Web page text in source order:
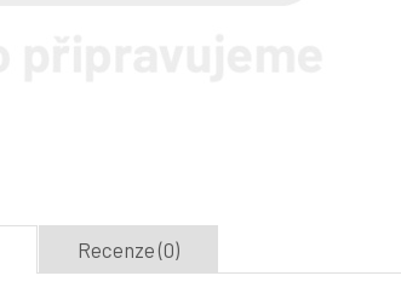
Recenze (0)